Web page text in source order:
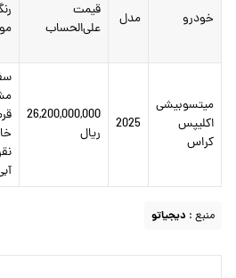
خودرو مدل
قیمت
علی‌الحساب
میتسوبیشی
اکلیپس
کراس
2025
26,200,000,000
ریال
منبع : دیجیاتو